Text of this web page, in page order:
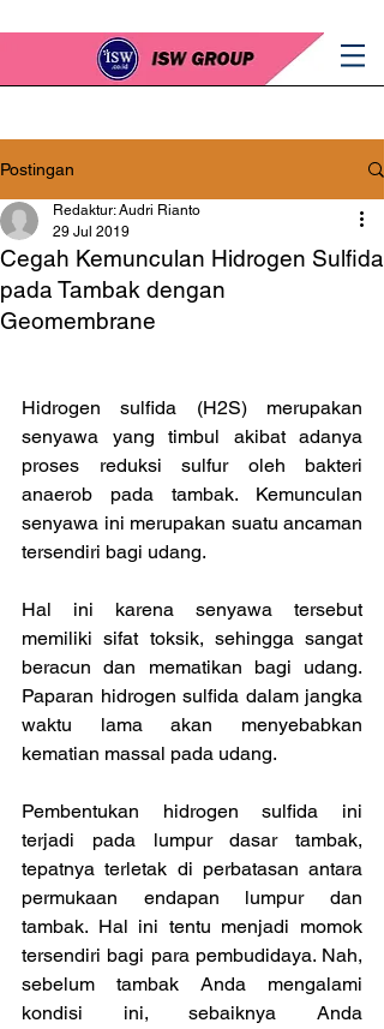
Postingan
Cegah Kemunculan Hidrogen Sulfida
pada Tambak dengan
Geomembrane
Redaktur: Audri Rianto
29 Jul 2019
Hidrogen sulfida (H2S) merupakan
senyawa yang timbul akibat adanya
proses reduksi sulfur oleh bakteri
anaerob pada tambak. Kemunculan
senyawa ini merupakan suatu ancaman
tersendiri bagi udang.
Hal ini karena senyawa tersebut
memiliki sifat toksik, sehingga sangat
beracun dan mematikan bagi udang.
Paparan hidrogen sulfida dalam jangka
waktu lama akan menyebabkan
kematian massal pada udang.
Pembentukan hidrogen sulfida ini
terjadi pada lumpur dasar tambak,
tepatnya terletak di perbatasan antara
permukaan endapan lumpur dan
tambak. Hal ini tentu menjadi momok
tersendiri bagi para pembudidaya. Nah,
sebelum tambak Anda mengalami
kondisi ini, sebaiknya Anda